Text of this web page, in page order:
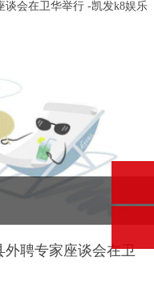
谈会在卫华举行 -凯发k8娱乐
外聘专家座谈会在卫